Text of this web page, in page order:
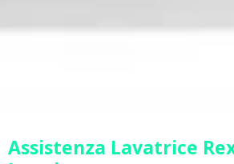
Assistenza Lavatrice